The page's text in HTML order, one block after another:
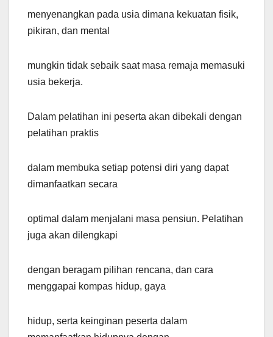
menyenangkan pada usia dimana kekuatan fisik,
pikiran, dan mental
mungkin tidak sebaik saat masa remaja memasuki
usia bekerja.
Dalam pelatihan ini peserta akan dibekali dengan
pelatihan praktis
dalam membuka setiap potensi diri yang dapat
dimanfaatkan secara
optimal dalam menjalani masa pensiun. Pelatihan
juga akan dilengkapi
dengan beragam pilihan rencana, dan cara
menggapai kompas hidup, gaya
hidup, serta keinginan peserta dalam